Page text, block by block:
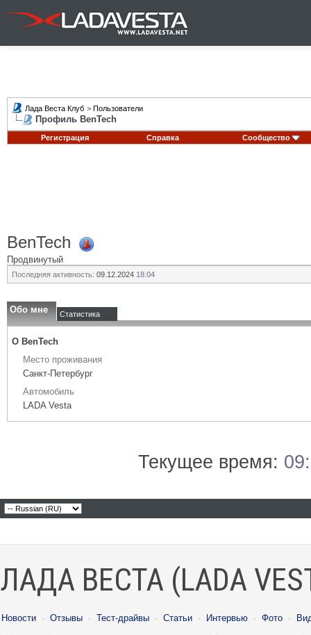
Лада Веста Клуб > Пользователи
Профиль BenTech
Регистрация Справка Сообщество
BenTech
Продвинутый
Последняя активность: 09.12.2024 18:04
Обо мне Статистика
О BenTech
Место проживания
Санкт-Петербург
Автомобиль
LADA Vesta
Текущее время:
ЛАДА ВЕСТА (LADA
Новости · Отзывы · Тест-драйвы · Статьи · Интервью · Фото ·